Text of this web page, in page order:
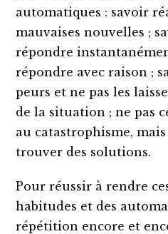
automatiques : savoir
mauvaises nouvelles ;
répondre
répondre avec raison ;
peurs et ne pas les
de la situation ; ne pas
au catastrophisme,
trouver des solutions.
Pour réussir à rendre
habitudes et des
répétition encore et